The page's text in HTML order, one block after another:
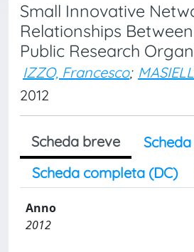
Small Innovative
Relationships
Public Research
IZZO, Francesco;
2012
Scheda breve
Scheda completa (DC)
Anno
2012